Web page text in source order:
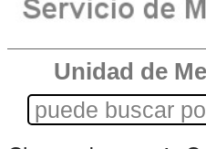
Unidad de